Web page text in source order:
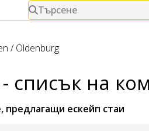
Търсене
/Oldenburg
списък на
предлагащи ескейп стаи